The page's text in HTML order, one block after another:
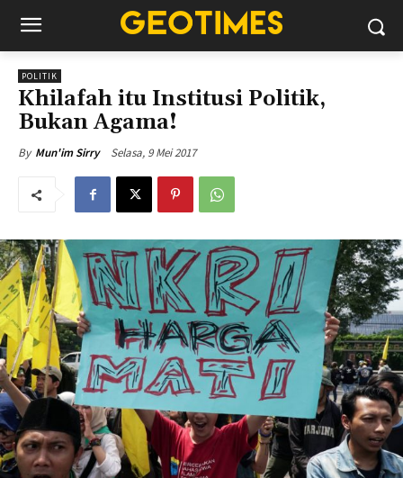
POLITIK
Khilafah itu Institusi Politik,
Bukan Agama!
By Mun'im Sirry Selasa, 9 Mei 2017